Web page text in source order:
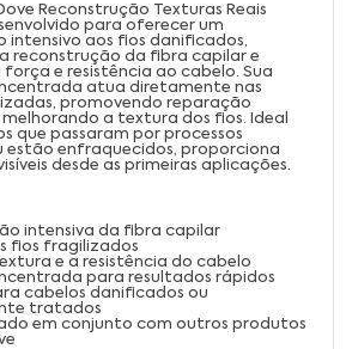
Reconstrução Texturas Reais
para oferecer um
aos fios danificados,
reconstrução da fibra capilar e
força e resistência ao cabelo. Sua
atua diretamente nas
promovendo reparação
a textura dos fios. Ideal
que passaram por processos
estão enfraquecidos, proporciona
desde as primeiras aplicações.
intensiva da fibra capilar
fios fragilizados
e a resistência do cabelo
para resultados rápidos
cabelos danificados ou
tratados
em conjunto com outros produtos